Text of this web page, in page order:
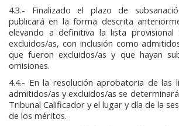
4.3.- Finalizado el plazo de
publicará en la forma descrita
elevando a definitiva la lista
excluidos/as, con inclusión como
que fueron excluidos/as y que hayan
omisiones.
4.4.- En la resolución aprobatoria de las
admitidos/as y excluidos/as se
Tribunal Calificador y el lugar y día de la
de los méritos.